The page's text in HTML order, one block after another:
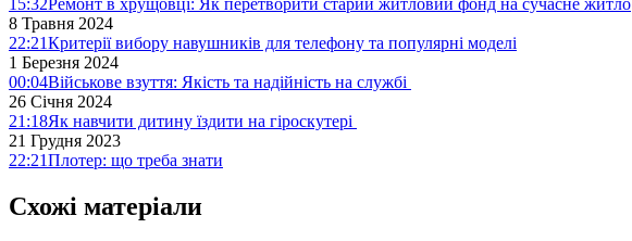
15:32Ремонт в хрущовці: Як перетворити старий житловий фонд на сучасне житло
8 Травня 2024
22:21Критерії вибору навушників для телефону та популярні моделі
1 Березня 2024
00:04Військове взуття: Якість та надійність на службі
26 Січня 2024
21:18Як навчити дитину їздити на гіроскутері
21 Грудня 2023
22:21Плотер: що треба знати
Схожі матеріали